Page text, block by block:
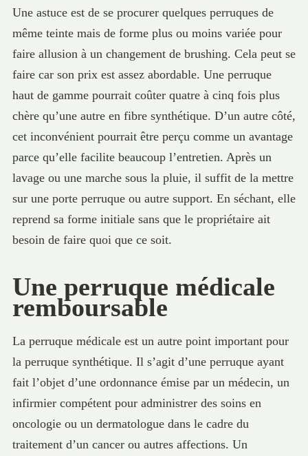
Une astuce est de se procurer quelques perruques de
même teinte mais de forme plus ou moins variée pour
faire allusion à un changement de brushing. Cela peut se
faire car son prix est assez abordable. Une perruque
haut de gamme pourrait coûter quatre à cinq fois plus
chère qu’une autre en fibre synthétique. D’un autre côté,
cet inconvénient pourrait être perçu comme un avantage
parce qu’elle facilite beaucoup l’entretien. Après un
lavage ou une marche sous la pluie, il suffit de la mettre
sur une porte perruque ou autre support. En séchant, elle
reprend sa forme initiale sans que le propriétaire ait
besoin de faire quoi que ce soit.
Une perruque médicale
remboursable
La perruque médicale est un autre point important pour
la perruque synthétique. Il s’agit d’une perruque ayant
fait l’objet d’une ordonnance émise par un médecin, un
infirmier compétent pour administrer des soins en
oncologie ou un dermatologue dans le cadre du
traitement d’un cancer ou autres affections. Un